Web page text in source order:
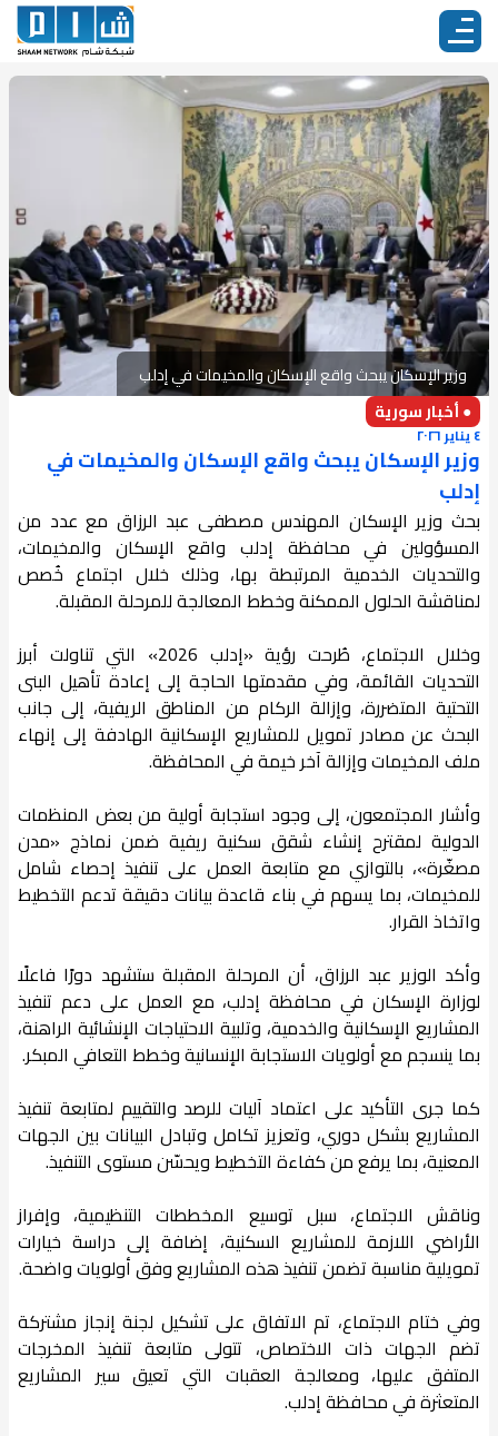
وزير الإسكان يبحث واقع الإسكان والمخيمات في إدلب
● أخبار سورية
٤ يناير ٢٠٢٦
وزير الإسكان يبحث واقع الإسكان والمخيمات في
إدلب
بحث وزير الإسكان المهندس مصطفى عبد الرزاق مع عدد من
المسؤولين في محافظة إدلب واقع الإسكان والمخيمات،
والتحديات الخدمية المرتبطة بها، وذلك خلال اجتماع خُصص
لمناقشة الحلول الممكنة وخطط المعالجة للمرحلة المقبلة.
وخلال الاجتماع، طُرحت رؤية «إدلب 2026» التي تناولت أبرز
التحديات القائمة، وفي مقدمتها الحاجة إلى إعادة تأهيل البنى
التحتية المتضررة، وإزالة الركام من المناطق الريفية، إلى جانب
البحث عن مصادر تمويل للمشاريع الإسكانية الهادفة إلى إنهاء
ملف المخيمات وإزالة آخر خيمة في المحافظة.
وأشار المجتمعون، إلى وجود استجابة أولية من بعض المنظمات
الدولية لمقترح إنشاء شقق سكنية ريفية ضمن نماذج «مدن
مصغّرة»، بالتوازي مع متابعة العمل على تنفيذ إحصاء شامل
للمخيمات، بما يسهم في بناء قاعدة بيانات دقيقة تدعم التخطيط
واتخاذ القرار.
وأكد الوزير عبد الرزاق، أن المرحلة المقبلة ستشهد دورًا فاعلًا
لوزارة الإسكان في محافظة إدلب، مع العمل على دعم تنفيذ
المشاريع الإسكانية والخدمية، وتلبية الاحتياجات الإنشائية الراهنة،
بما ينسجم مع أولويات الاستجابة الإنسانية وخطط التعافي المبكر.
كما جرى التأكيد على اعتماد آليات للرصد والتقييم لمتابعة تنفيذ
المشاريع بشكل دوري، وتعزيز تكامل وتبادل البيانات بين الجهات
المعنية، بما يرفع من كفاءة التخطيط ويحسّن مستوى التنفيذ.
وناقش الاجتماع، سبل توسيع المخططات التنظيمية، وإفراز
الأراضي اللازمة للمشاريع السكنية، إضافة إلى دراسة خيارات
تمويلية مناسبة تضمن تنفيذ هذه المشاريع وفق أولويات واضحة.
وفي ختام الاجتماع، تم الاتفاق على تشكيل لجنة إنجاز مشتركة
تضم الجهات ذات الاختصاص، تتولى متابعة تنفيذ المخرجات
المتفق عليها، ومعالجة العقبات التي تعيق سير المشاريع
المتعثرة في محافظة إدلب.